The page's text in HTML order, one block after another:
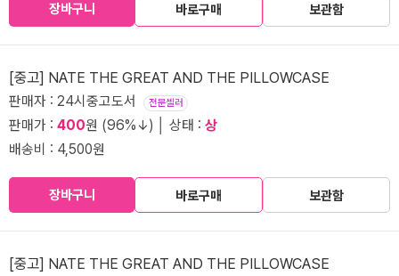
장바구니 바로구매 보관함
[중고] NATE THE GREAT AND THE PILLOWCASE
판매자 : 24시중고도서 전문셀러
판매가 : 400원 (96%↓) │ 상태 : 상
배송비 : 4,500원
장바구니 바로구매 보관함
[중고] NATE THE GREAT AND THE PILLOWCASE